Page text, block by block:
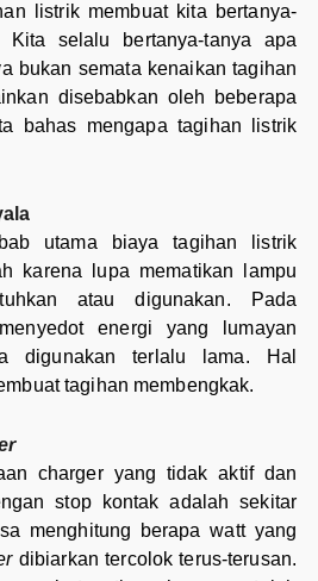
listrik membuat kita bertanya-
selalu bertanya-tanya apa
bukan semata kenaikan tagihan
disebabkan oleh beberapa
bahas mengapa tagihan listrik
utama biaya tagihan listrik
karena lupa mematikan lampu
atau digunakan. Pada
energi yang lumayan
digunakan terlalu lama. Hal
tagihan membengkak.
charger yang tidak aktif dan
stop kontak adalah sekitar
menghitung berapa watt yang
dibiarkan tercolok terus-terusan.